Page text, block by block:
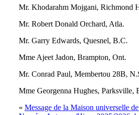
Mr. Khodarahm Mojgani, Richmond
Mr. Robert Donald Orchard, Atla.
Mr. Garry Edwards, Quesnel, B.C.
Mme Ajeet Jadon, Brampton, Ont.
Mr. Conrad Paul, Membertou 28B,
Mme Georgenna Hughes, Parksville,
« Message de la Maison universelle